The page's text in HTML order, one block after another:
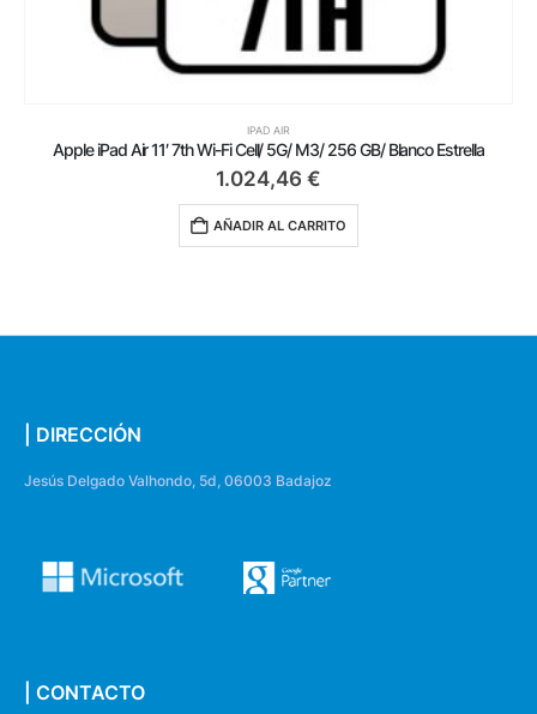
IPAD AIR
Apple iPad Air 11′ 7th Wi-Fi Cell/ 5G/ M3/ 256 GB/ Blanco Estrella
1.024,46 €
AÑADIR AL CARRITO
| DIRECCIÓN
Jesús Delgado Valhondo, 5d, 06003 Badajoz
| CONTACTO